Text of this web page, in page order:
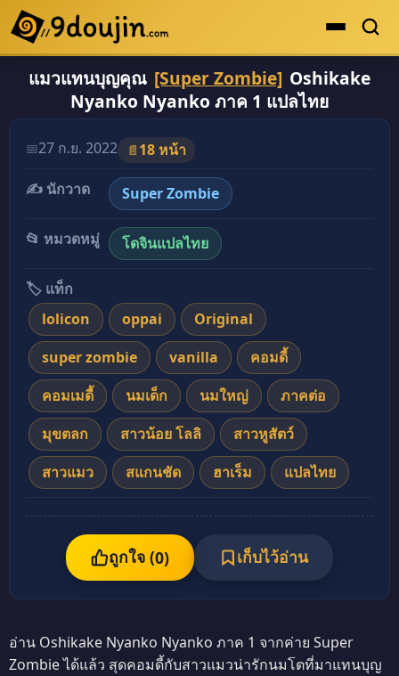
ดูเยอะสุด
คะแนนเยอะสุด
โดจินรูปสี
ระดับตำนาน
ยอดนิยม
เรื่องที่เก็บไว้
แมวแทนบุญคุณ [Super Zombie] Oshikake
Nyanko Nyanko ภาค 1 แปลไทย
อ่านโดจินภาพสี แมวแทนบุญคุณ [Super Zombie]
📅27 ก.ย. 2022 📄 18 หน้า
✍️ นักวาด
Super Zombie
📂 หมวดหมู่ โดจินแปลไทย
🏷️ แท็ก
lolicon
oppai
Original
super zombie
vanilla
คอมดี้
คอมเมดี้
นมเด็ก นมใหญ่
ภาคต่อ
มุขตลก
สาวน้อย โลลิ
สาวหูสัตว์
สาวแมว
สแกนชัด ฮาเร็ม แปลไทย
ถูกใจ (0) เก็บไว้อ่าน
อ่าน Oshikake Nyanko Nyanko ภาค 1 จากค่าย Super
Zombie ได้แล้ว สุดคอมดี้กับสาวแมวน่ารักนมโตที่มาแทนบุญ